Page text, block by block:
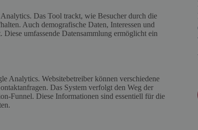
Das Tool trackt, wie Besucher durch die
Auch demografische Daten, Interessen und
umfassende Datensammlung ermöglicht ein
Analytics. Websitebetreiber können verschiedene
Das System verfolgt den Weg der
Funnel. Diese Informationen sind essentiell für die